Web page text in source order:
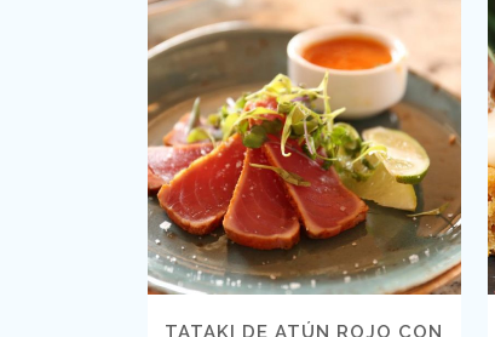
VIEW
TATAKI DE ATÚN ROJO CON